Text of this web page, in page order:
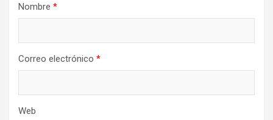
Nombre *
Correo electrónico *
Web